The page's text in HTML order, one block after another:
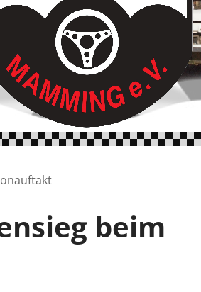
beim